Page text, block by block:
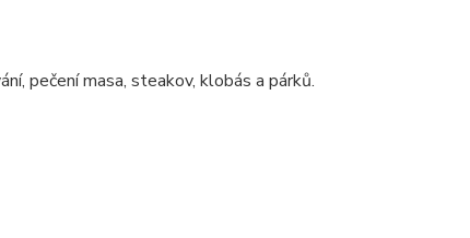
pečení masa, steakov, klobás a párků.